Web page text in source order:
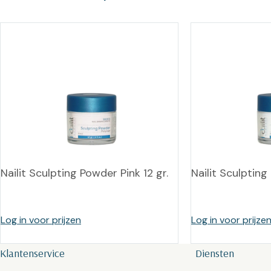
Nailit Sculpting Powder Pink 12 gr.
Log in voor prijzen
Nailit Sculpting
Log in voor prijzen
Klantenservice Diensten